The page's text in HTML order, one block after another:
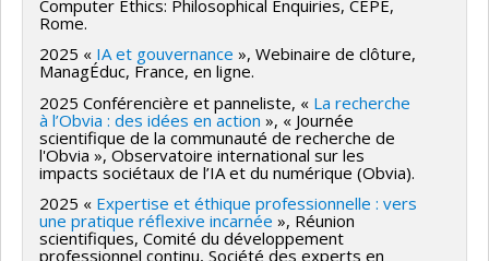
Computer Ethics: Philosophical Enquiries, CEPE,
Rome.
2025 « IA et gouvernance », Webinaire de clôture,
ManagÉduc, France, en ligne.
2025 Conférencière et panneliste, « La recherche
à l’Obvia : des idées en action », « Journée
scientifique de la communauté de recherche de
l'Obvia », Observatoire international sur les
impacts sociétaux de l’IA et du numérique (Obvia).
2025 « Expertise et éthique professionnelle : vers
une pratique réflexive incarnée », Réunion
scientifiques, Comité du développement
professionnel continu, Société des experts en